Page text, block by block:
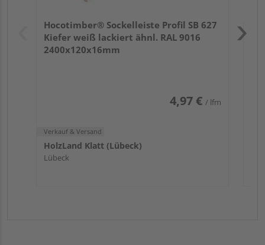
Hocotimber® Sockelleiste Profil SB 627
Kiefer weiß lackiert ähnl. RAL 9016
2400x120x16mm
4,97 € / lfm
Verkauf & Versand
HolzLand Klatt (Lübeck)
Lübeck